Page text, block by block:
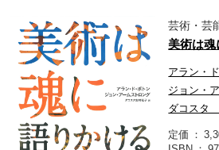
芸術・芸
美術は魂
アラン・
ジョン・
ダコスタ
定価